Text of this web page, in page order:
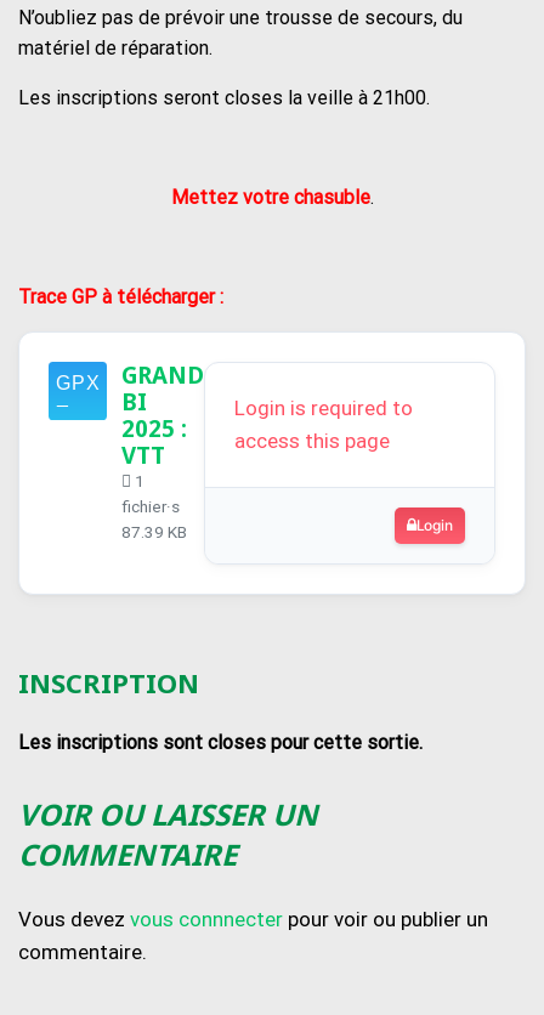
N’oubliez pas de prévoir une trousse de secours, du
matériel de réparation.
Les inscriptions seront closes la veille à 21h00.
Mettez votre chasuble.
Trace GP à télécharger :
GRAND
BI
2025 :
VTT
1
fichier·s
87.39 KB
Login is required to
access this page
Login
INSCRIPTION
Les inscriptions sont closes pour cette sortie.
VOIR OU LAISSER UN
COMMENTAIRE
Vous devez vous connnecter pour voir ou publier un
commentaire.